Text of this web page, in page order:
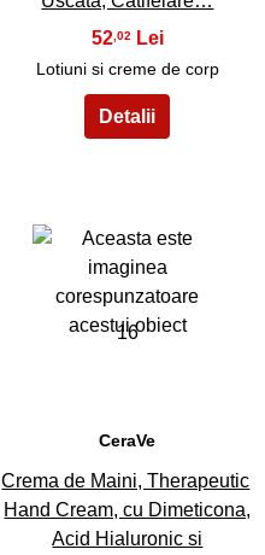
52 ,02
Lotiuni si creme de corp
16
CeraVe
Crema de Maini, Therapeutic
Hand Cream, cu Dimeticona,
Acid Hialuronic si